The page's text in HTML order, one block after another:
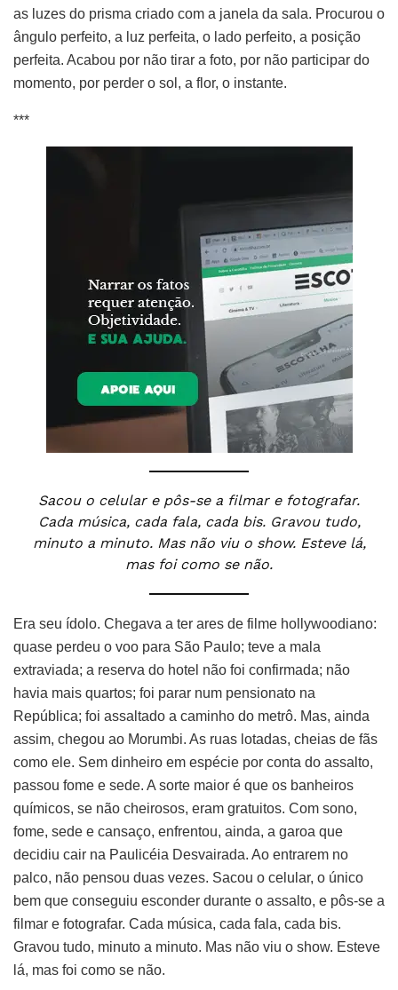
as luzes do prisma criado com a janela da sala. Procurou o
ângulo perfeito, a luz perfeita, o lado perfeito, a posição
perfeita. Acabou por não tirar a foto, por não participar do
momento, por perder o sol, a flor, o instante.
***
Sacou o celular e pôs-se a filmar e fotografar.
Cada música, cada fala, cada bis. Gravou tudo,
minuto a minuto. Mas não viu o show. Esteve lá,
mas foi como se não.
Era seu ídolo. Chegava a ter ares de filme hollywoodiano:
quase perdeu o voo para São Paulo; teve a mala
extraviada; a reserva do hotel não foi confirmada; não
havia mais quartos; foi parar num pensionato na
República; foi assaltado a caminho do metrô. Mas, ainda
assim, chegou ao Morumbi. As ruas lotadas, cheias de fãs
como ele. Sem dinheiro em espécie por conta do assalto,
passou fome e sede. A sorte maior é que os banheiros
químicos, se não cheirosos, eram gratuitos. Com sono,
fome, sede e cansaço, enfrentou, ainda, a garoa que
decidiu cair na Paulicéia Desvairada. Ao entrarem no
palco, não pensou duas vezes. Sacou o celular, o único
bem que conseguiu esconder durante o assalto, e pôs-se a
filmar e fotografar. Cada música, cada fala, cada bis.
Gravou tudo, minuto a minuto. Mas não viu o show. Esteve
lá, mas foi como se não.